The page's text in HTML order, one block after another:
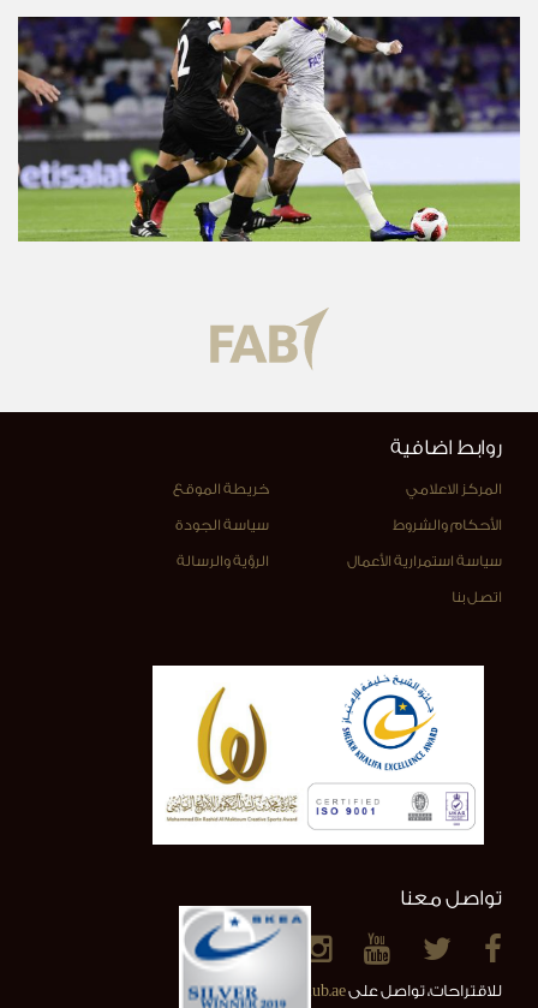
روابط اضافية
المركز الاعلامي خريطة الموقع
الأحكام والشروط سياسة الجودة
سياسة استمرارية الأعمال الرؤية والرسالة
اتصل بنا
تواصل معنا
للاقتراحات، تواصل علىinfo@alainclub.ae